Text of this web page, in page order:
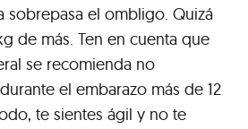
sobrepasa el ombligo. Quizá
de más. Ten en cuenta que
se recomienda no
el embarazo más de 12
te sientes ágil y no te